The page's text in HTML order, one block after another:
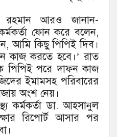
রহমান আরও জানান-
ফোন করে বলেন,
আমি কিছু পিপিই দিব।
করতে হবে।’ রাত
পিপিই পরে দাফন কাজ
ইমামসহ পরিবারের
অংশ নেয়।
কর্মকর্তা ডা. আহসানুল
রিপোর্ট আসার পর